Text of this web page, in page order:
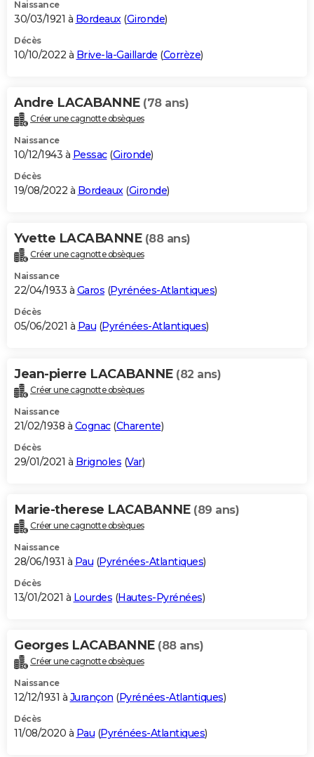
Naissance
30/03/1921 à Bordeaux(Gironde)
Décès
10/10/2022 à Brive-la-Gaillarde (Corrèze)
Andre LACABANNE (78 ans)
Créer une cagnotte obsèques
Naissance
10/12/1943 à Pessac(Gironde)
Décès
19/08/2022 à Bordeaux(Gironde)
Yvette LACABANNE (88 ans)
Créer une cagnotte obsèques
Naissance
22/04/1933 à Garos (Pyrénées-Atlantiques)
Décès
05/06/2021 à Pau (Pyrénées-Atlantiques)
Jean-pierre LACABANNE (82 ans)
Créer une cagnotte obsèques
Naissance
21/02/1938 à Cognac(Charente)
Décès
29/01/2021 à Brignoles (Var)
Marie-therese LACABANNE (89 ans)
Créer une cagnotte obsèques
Naissance
28/06/1931 à Pau (Pyrénées-Atlantiques)
Décès
13/01/2021 à Lourdes (Hautes-Pyrénées)
Georges LACABANNE (88 ans)
Créer une cagnotte obsèques
Naissance
12/12/1931 à Jurançon (Pyrénées-Atlantiques)
Décès
11/08/2020 à Pau (Pyrénées-Atlantiques)